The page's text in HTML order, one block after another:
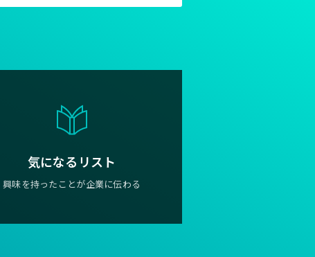
気になるリスト
興味を持ったことが企業に伝わる